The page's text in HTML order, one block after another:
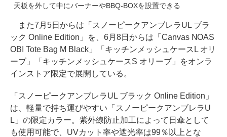
天板を外して中にバーナーやBBQ-BOXを設置できる
また7月5日からは「スノーピークアンブレラUL ブラ
ック Online Edition」を、6月8日からは「Canvas NOAS
OBI Tote Bag M Black」「キッチンメッシュケースL オリ
ーブ」「キッチンメッシュケースS オリーブ」をオンラ
インストア限定で展開している。
「スノーピークアンブレラUL ブラック Online Edition」
は、軽量で持ち運びやすい「スノーピークアンブレラU
L」の限定カラー。紫外線防止加工によって日傘として
も使用可能で、UVカット率や遮光率は99％以上とな